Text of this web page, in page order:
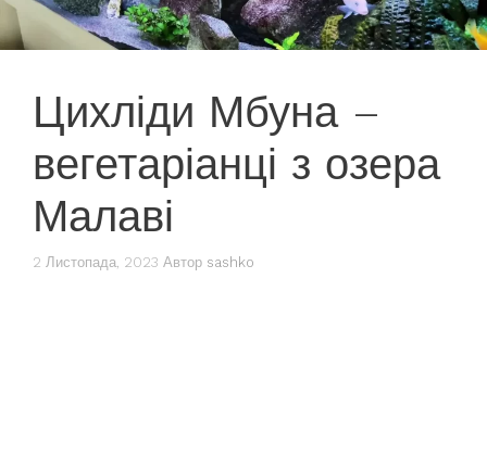
Цихліди Мбуна –
вегетаріанці з озера
Малаві
2 Листопада, 2023 Автор sashko